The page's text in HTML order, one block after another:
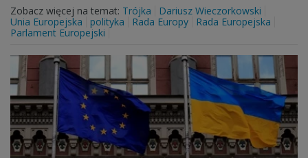
Zobacz więcej na temat: Trójka
Dariusz Wieczorkowski
Unia Europejska
polityka Rada Europy
Rada Europejska
Parlament Europejski